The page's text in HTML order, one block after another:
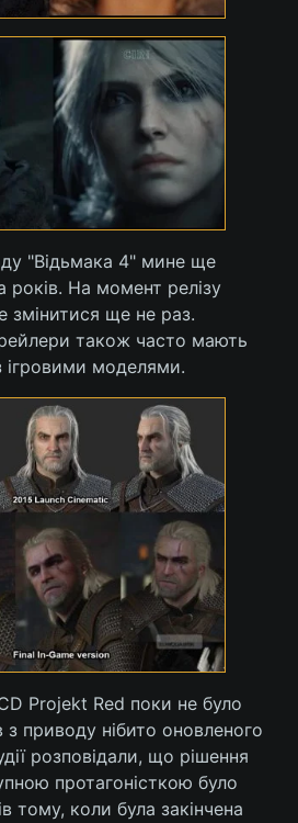
Вакансії
"Відьмака 4" мине ще
На момент релізу
змінитися ще не раз.
також часто мають
ігровими моделями.
Projekt Red поки не було
приводу нібито оновленого
розповідали, що рішення
протагоністкою було
тому, коли була закінчена